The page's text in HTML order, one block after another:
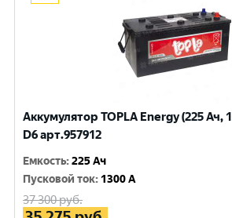
Аккумулятор TOPLA Energy (225 Ач,
D6 арт.957912
Емкость:225 Ач
Пусковой ток: 1300 A
37 300руб.